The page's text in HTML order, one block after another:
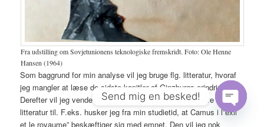
Fra udstilling om Sovjetunionens teknologiske fremskridt. Foto: Ole Henne
Hansen (1964)
Som baggrund for min analyse vil jeg bruge flg. litteratur, hvoraf
jeg mangler at læse de sidste kapitler af Ginzburgs erindringer.
Derefter vil jeg vende tilbage. Muligvis vil der støde mere
litteratur til. F.eks. husker jeg fra min studietid, at Camus i l”exil
et le royaume” beskæftiger sig med emnet. Den vil jeg nok
Send mig en besked!
Open